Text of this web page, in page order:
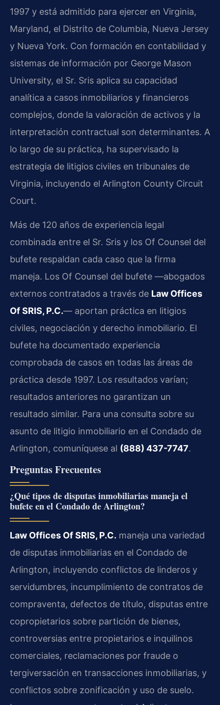
1997 y está admitido para ejercer en Virginia,
Maryland, el Distrito de Columbia, Nueva Jersey
y Nueva York. Con formación en contabilidad y
sistemas de información por George Mason
University, el Sr. Sris aplica su capacidad
analítica a casos inmobiliarios y financieros
complejos, donde la valoración de activos y la
interpretación contractual son determinantes. A
lo largo de su práctica, ha supervisado la
estrategia de litigios civiles en tribunales de
Virginia, incluyendo el Arlington County Circuit
Court.
Más de 120 años de experiencia legal
combinada entre el Sr. Sris y los Of Counsel del
bufete respaldan cada caso que la firma
maneja. Los Of Counsel del bufete —abogados
externos contratados a través de Law Offices
Of SRIS, P.C.— aportan práctica en litigios
civiles, negociación y derecho inmobiliario. El
bufete ha documentado experiencia
comprobada de casos en todas las áreas de
práctica desde 1997. Los resultados varían;
resultados anteriores no garantizan un
resultado similar. Para una consulta sobre su
asunto de litigio inmobiliario en el Condado de
Arlington, comuníquese al (888) 437-7747.
Preguntas Frecuentes
¿Qué tipos de disputas inmobiliarias maneja el
bufete en el Condado de Arlington?
Law Offices Of SRIS, P.C. maneja una variedad
de disputas inmobiliarias en el Condado de
Arlington, incluyendo conflictos de linderos y
servidumbres, incumplimiento de contratos de
compraventa, defectos de título, disputas entre
copropietarios sobre partición de bienes,
controversias entre propietarios e inquilinos
comerciales, reclamaciones por fraude o
tergiversación en transacciones inmobiliarias, y
conflictos sobre zonificación y uso de suelo.